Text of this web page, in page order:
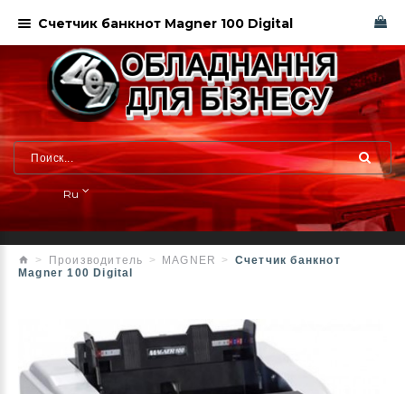
Ru
Производитель MAGNER
Счетчик банкнот
Magner 100 Digital
Счетчик банкнот Magner 100 Digital